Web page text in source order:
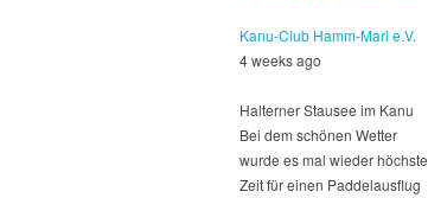
Kanu-Club Hamm-Marl e.V.
4 weeks ago
Halterner Stausee im Kanu
Bei dem schönen Wetter
wurde es mal wieder höchste
Zeit für einen Paddelausflug